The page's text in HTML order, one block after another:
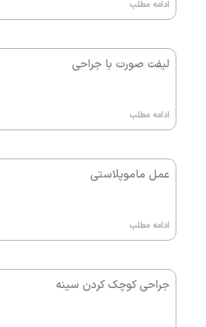
ادامه مطلب
لیفت صورت با جراحی
ادامه مطلب
عمل ماموپلاستی
ادامه مطلب
جراحی کوچک کردن سینه